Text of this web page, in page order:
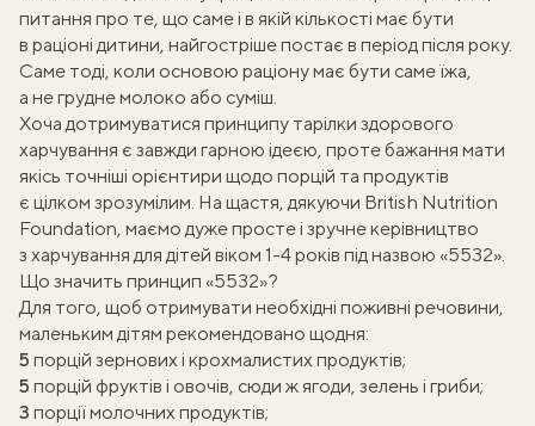
питання про те, що саме і в якій кількості має бути
в раціоні дитини, найгостріше постає в період після року.
Саме тоді, коли основою раціону має бути саме їжа,
а не грудне молоко або суміш.
Хоча дотримуватися принципу тарілки здорового
харчування є завжди гарною ідеєю, проте бажання мати
якісь точніші орієнтири щодо порцій та продуктів
є цілком зрозумілим. На щастя, дякуючи British Nutrition
Foundation, маємо дуже просте і зручне керівництво
з харчування для дітей віком 1-4 років під назвою «5532».
Що значить принцип «5532»?
Для того, щоб отримувати необхідні поживні речовини,
маленьким дітям рекомендовано щодня:
5 порцій зернових і крохмалистих продуктів;
5 порцій фруктів і овочів, сюди ж ягоди, зелень і гриби;
3 порції молочних продуктів;